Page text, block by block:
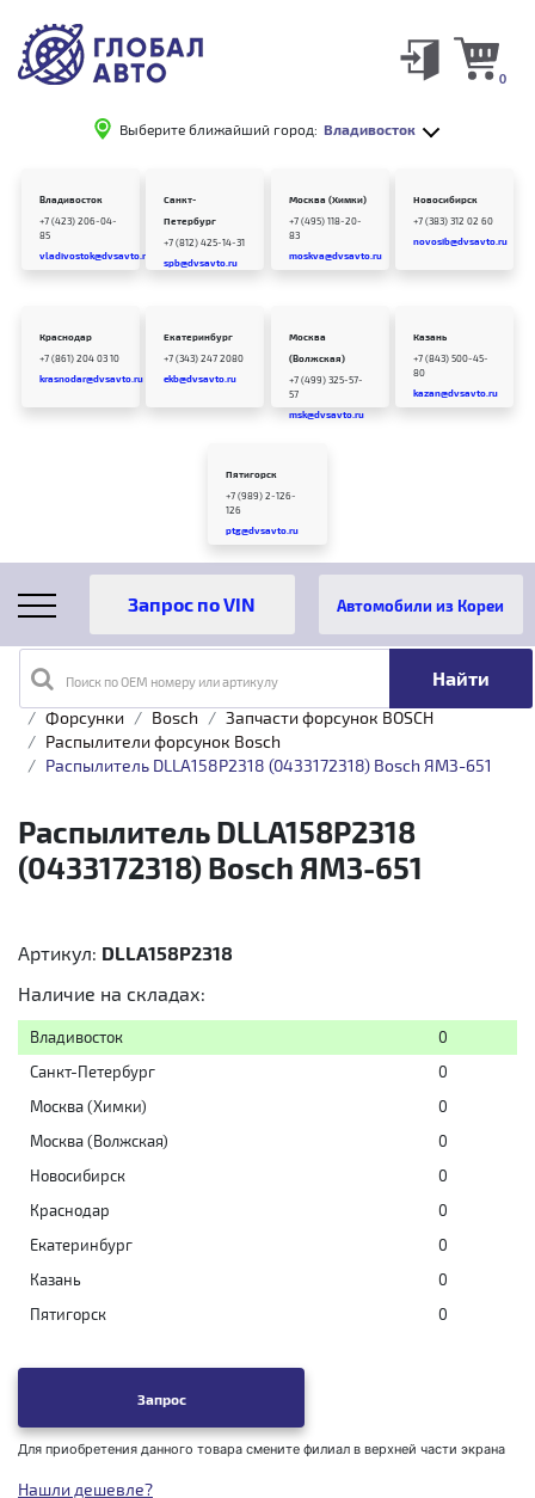
Выберите ближайший город: Владивосток
0
Владивосток
+7 (423) 206-04-
85
vladivostok@dvsavto.ru
Санкт-
Петербург
+7 (812) 425-14-31
spb@dvsavto.ru
Москва (Химки)
+7 (495) 118-20-
83
moskva@dvsavto.ru
Новосибирск
+7 (383) 312 02 60
novosib@dvsavto.ru
Краснодар
+7 (861) 204 03 10
krasnodar@dvsavto.ru
Екатеринбург
+7 (343) 247 2080
ekb@dvsavto.ru
Москва
(Волжская)
+7 (499) 325-57-
57
msk@dvsavto.ru
Казань
+7 (843) 500-45-
80
kazan@dvsavto.ru
Пятигорск
+7 (989) 2-126-
126
ptg@dvsavto.ru
Поиск по OEM номеру или артикулу
Автомобили из Кореи
Главная Каталог товаров
Топливная аппаратура
Форсунки
Bosch
Запчасти форсунок BOSCH
Распылители форсунок Bosch
Распылитель DLLA158P2318 (0433172318) Bosch ЯМЗ-651
Распылитель DLLA158P2318
(0433172318) Bosch ЯМЗ-651
Артикул: DLLA158P2318
Наличие на складах:
Владивосток
0
Санкт-Петербург
0
Москва (Химки)
0
Москва (Волжская)
0
Новосибирск
0
Краснодар
0
Екатеринбург
0
Казань
0
Пятигорск
0
Запрос
Для приобретения данного товара смените филиал в верхней части экрана
Нашли дешевле?